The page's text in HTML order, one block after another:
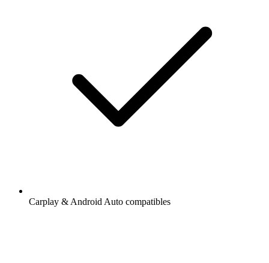
Carplay & Android Auto compatibles